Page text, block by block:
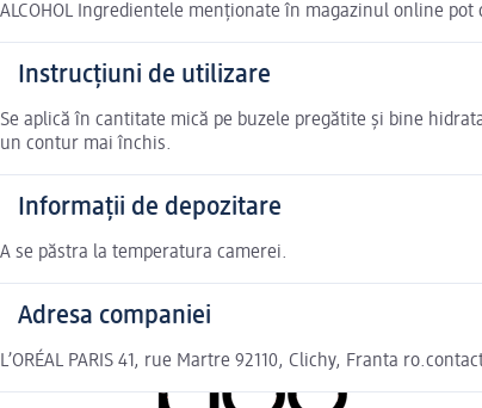
ALCOHOL Ingredientele menționate în magazinul online pot
Instrucțiuni de utilizare
Se aplică în cantitate mică pe buzele pregătite și bine
un contur mai închis.
Informații de depozitare
A se păstra la temperatura camerei.
Adresa companiei
L’ORÉAL PARIS 41, rue Martre 92110, Clichy, Franta